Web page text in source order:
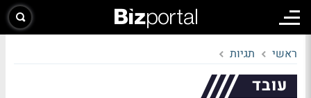
ראשי תגיות
עובד